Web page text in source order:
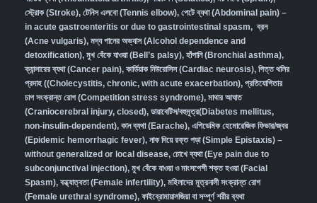
স্ট্রোক (Stroke), টেনিস এলবো (Tennis elbow), পেটে ব্যথা (Abdominal pain) –
in acute gastroenteritis or due to gastrointestinal spasm, ব্রন
(Acne vulgaris), মদ্য পানের অভ্যাস (Alcohol dependence and
detoxification), মুখ বেঁকে যাওয়া (Bell’s palsy), হাঁপানি (Bronchial asthma),
ক্যান্সারের ব্যথা (Cancer pain), কার্ডিয়াক নিউরোসিস (Cardiac neurosis), পিত্ত থলির
প্রদাহ ((Cholecystitis, chronic, with acute exacerbation), প্রতিযোগিতার
চাপ সংক্রান্ত রোগ (Competition stress syndrome), মাথার আঘাত
(Craniocerebral injury, closed), ডায়াবেটিস/বহুমূত্র(Diabetes mellitus,
non-insulin-dependent), কান ব্যথা (Earache), এপিডেমিক হেমোরেজিক ফিভার/জ্বর
(Epidemic hemorrhagic fever), নাক দিয়ে রক্ত পড়া (Simple Epistaxis) –
without generalized or local disease, চোখে ব্যথা (Eye pain due to
subconjunctival injection), মুখ বেঁকে যাওয়া ও মাংসপেশী শক্ত হওয়া (Facial
Spasm), বন্ধ্যাত্বতা (Female infertility), মহিলাদের মূত্রনালী সংক্রান্ত রোগ
(Female urethral syndrome), ফাইব্রোমায়ালজিয়া বা সম্পূর্ণ শরীর ব্যথা